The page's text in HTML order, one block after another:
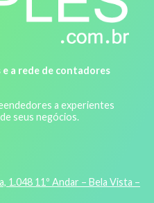
a rede de contadores
a experientes
seus negócios.
1.048 11º Andar – Bela Vista –